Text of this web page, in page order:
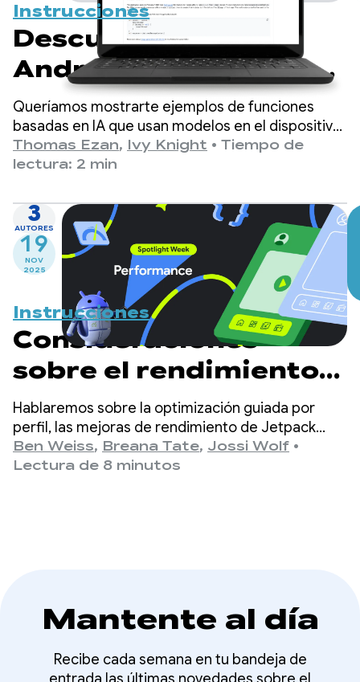
Instrucciones
Descubre la IA en
Android con nuestra
aplicación de catálogo
de muestra
Queríamos mostrarte ejemplos de funciones
basadas en IA que usan modelos en el dispositivo
y en la nube, así como inspirarte para que crees
experiencias atractivas para tus usuarios.
Thomas Ezan, Ivy Knight • Tiempo de
lectura: 2 min
3
AUTORES
19
NOV
2025
Instrucciones
Consideraciones
sobre el rendimiento
más detalladas
Hablaremos sobre la optimización guiada por
perfil, las mejoras de rendimiento de Jetpack
Compose y las consideraciones sobre el trabajo
detrás de las cámaras.
Ben Weiss, Breana Tate, Jossi Wolf •
Lectura de 8 minutos
Mantente al día
Recibe cada semana en tu bandeja de